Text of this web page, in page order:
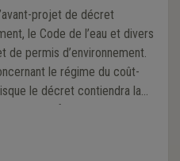
projet de décret
le Code de l’eau et divers
permis d’environnement.
le régime du coût-
le décret contiendra la
et de la fourchette 95-110.
d’assistance de la part de